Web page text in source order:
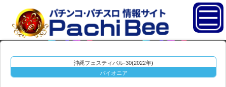
沖縄フェスティバル-30(2022年)
パイオニア